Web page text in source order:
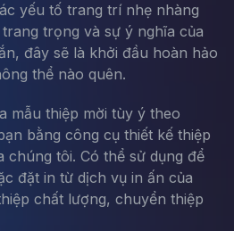
yếu tố trang trí nhẹ nhàng
trọng và sự ý nghĩa của
đây sẽ là khởi đầu hoàn hảo
thể nào quên.
mẫu thiệp mời tùy ý theo
bằng công cụ thiết kế thiệp
chúng tôi. Có thể sử dụng để
đặt in từ dịch vụ in ấn của
chất lượng, chuyển thiệp